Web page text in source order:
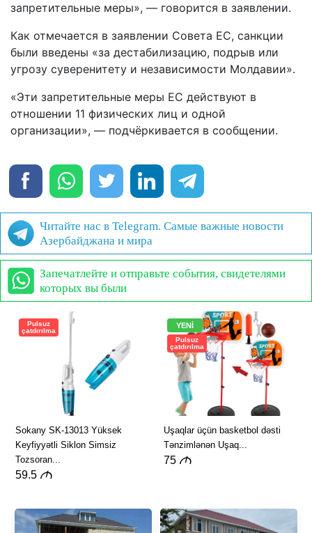
запретительные меры», — говорится в заявлении.
Как отмечается в заявлении Совета ЕС, санкции
были введены «за дестабилизацию, подрыв или
угрозу суверенитету и независимости Молдавии».
«Эти запретительные меры ЕС действуют в
отношении 11 физических лиц и одной
организации», — подчёркивается в сообщении.
Читайте нас в Telegram. Самые важные новости
Азербайджана и мира
Запечатлейте и отправьте события, свидетелями
которых вы были